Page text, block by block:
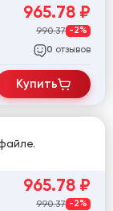
965.78 ₽
990.37 -2%
0 отзывов
Купить
965.78 ₽
990.37 -2%